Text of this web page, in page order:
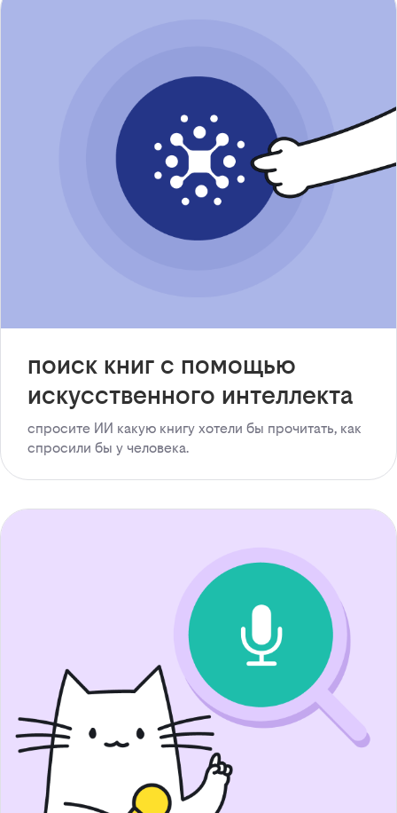
поиск книг с помощью
искусственного интеллекта
спросите ИИ какую книгу хотели бы прочитать, как
спросили бы у человека.